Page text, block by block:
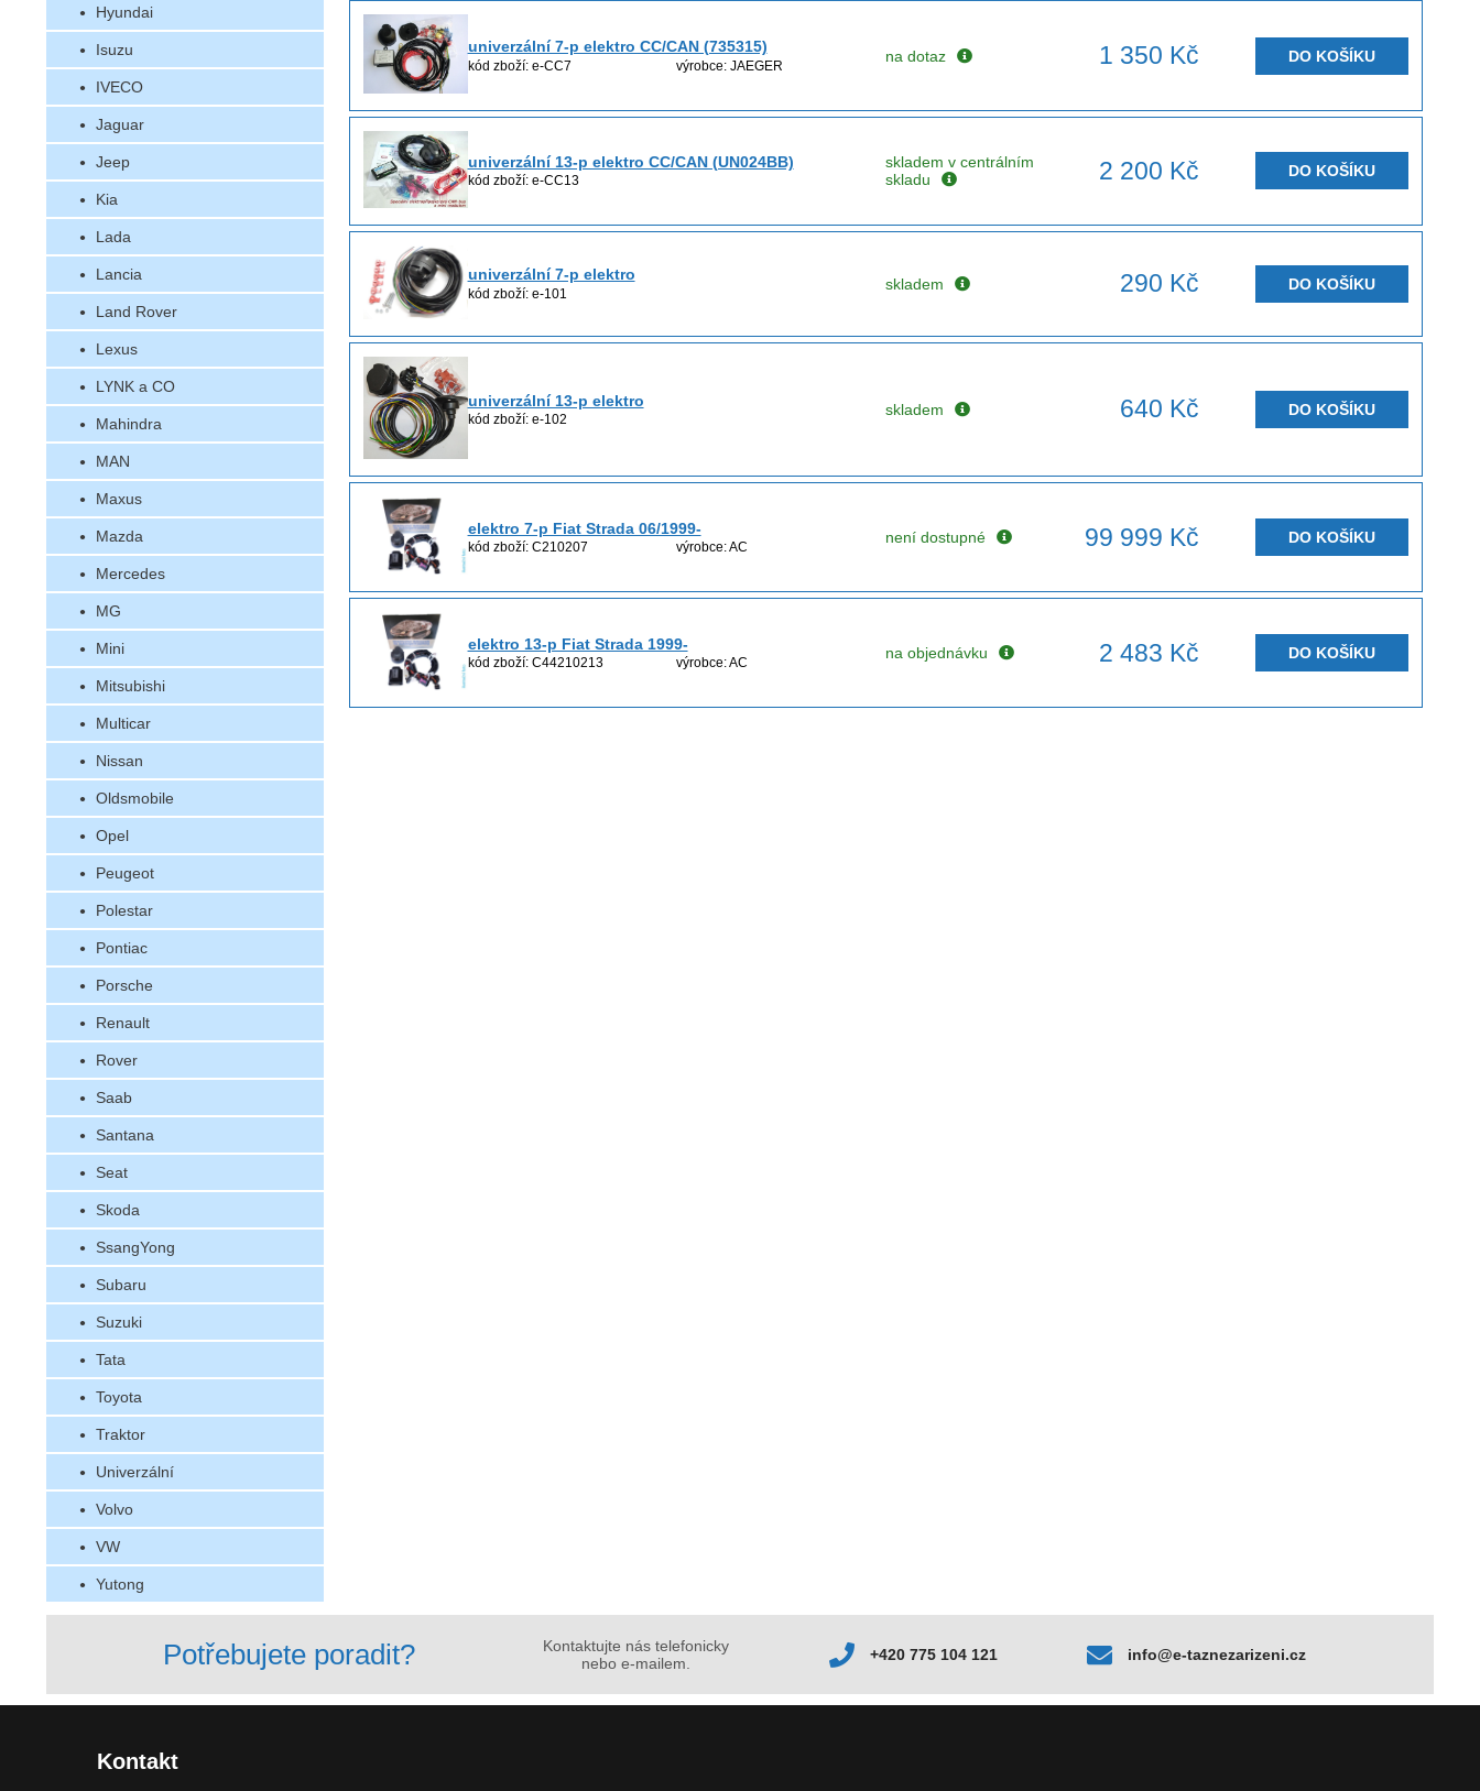
Hyundai
Isuzu
IVECO
Jaguar
Jeep
Kia
Lada
Lancia
Land Rover
Lexus
LYNK a CO
Mahindra
MAN
Maxus
Mazda
Mercedes
MG
Mini
Mitsubishi
Multicar
Nissan
Oldsmobile
Opel
Peugeot
Polestar
Pontiac
Porsche
Renault
Rover
Saab
Santana
Seat
Skoda
SsangYong
Subaru
Suzuki
Tata
Toyota
Traktor
Univerzální
Volvo
VW
Yutong
univerzální 7-p elektro CC/CAN (735315)
kód zboží: e-CC7 výrobce: JAEGER
na dotaz 1 350 Kč DO KOŠÍKU
univerzální 13-p elektro CC/CAN (UN024BB)
kód zboží: e-CC13
skladem v centrálním
skladu
2 200 Kč DO KOŠÍKU
univerzální 7-p elektro
kód zboží: e-101
skladem 290 Kč DO KOŠÍKU
univerzální 13-p elektro
kód zboží: e-102
skladem 640 Kč DO KOŠÍKU
elektro 7-p Fiat Strada 06/1999-
kód zboží: C210207 výrobce: AC
není dostupné 99 999 Kč DO KOŠÍKU
elektro 13-p Fiat Strada 1999-
kód zboží: C44210213 výrobce: AC
na objednávku 2 483 Kč DO KOŠÍKU
Potřebujete poradit?
Kontaktujte nás telefonicky
nebo e-mailem.
+420 775 104 121 info@e-taznezarizeni.cz
Kontakt